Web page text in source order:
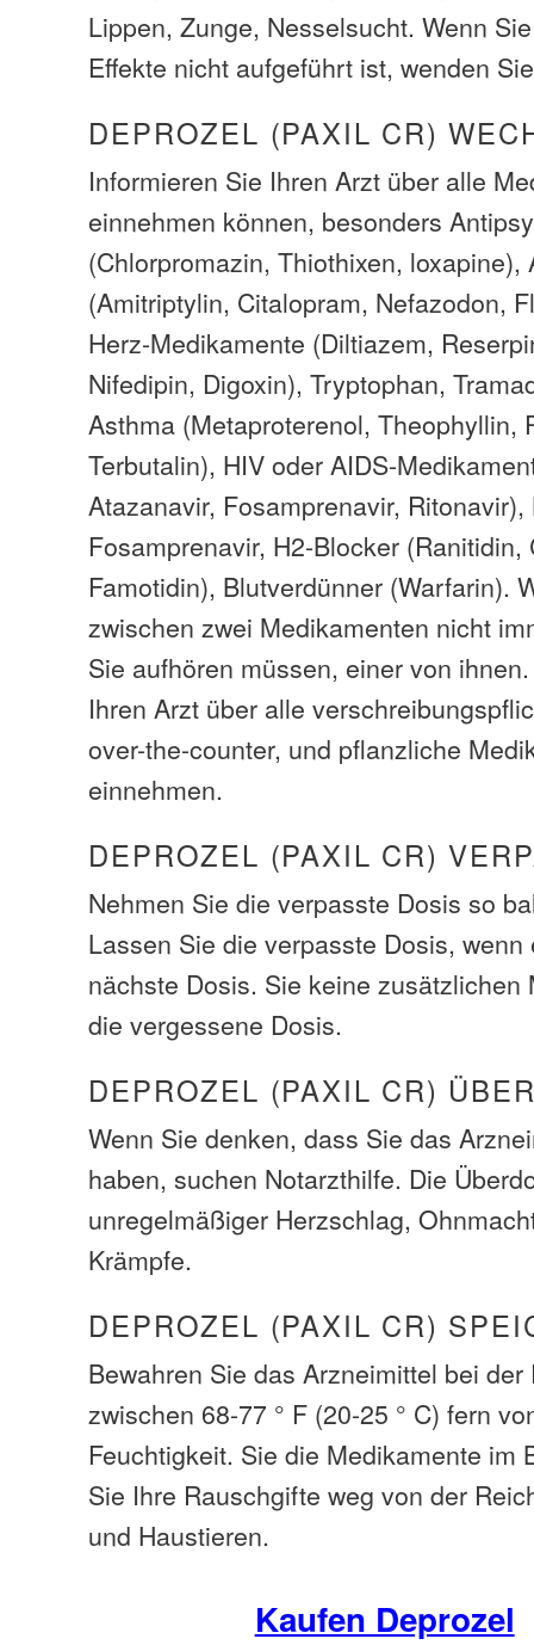
Lippen, Zunge, Nesselsucht. Wenn
Effekte nicht aufgeführt ist, wenden
DEPROZEL (PAXIL CR)
Informieren Sie Ihren Arzt über alle
einnehmen können, besonders
(Chlorpromazin, Thiothixen, loxapine),
(Amitriptylin, Citalopram, Nefazodon,
Herz-Medikamente (Diltiazem,
Nifedipin, Digoxin), Tryptophan,
Asthma (Metaproterenol, Theophyllin,
Terbutalin), HIV oder AIDS-
Atazanavir, Fosamprenavir,
Fosamprenavir, H2-Blocker
Famotidin), Blutverdünner (Warfarin).
zwischen zwei Medikamenten nicht
Sie aufhören müssen, einer von
Ihren Arzt über alle
over-the-counter, und pflanzliche
einnehmen.
DEPROZEL (PAXIL CR)
Nehmen Sie die verpasste Dosis so
Lassen Sie die verpasste Dosis,
nächste Dosis. Sie keine zusätzlichen
die vergessene Dosis.
DEPROZEL (PAXIL CR)
Wenn Sie denken, dass Sie das
haben, suchen Notarzthilfe. Die
unregelmäßiger Herzschlag,
Krämpfe.
DEPROZEL (PAXIL CR)
Bewahren Sie das Arzneimittel bei
zwischen 68-77 ° F (20-25 ° C) fern
Feuchtigkeit. Sie die Medikamente im
Sie Ihre Rauschgifte weg von der
und Haustieren.
Kaufen Deprozel